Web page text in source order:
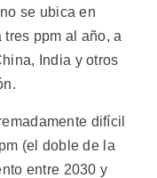
se ubica en
ppm al año, a
India y otros
difícil
(el doble de la
entre 2030 y